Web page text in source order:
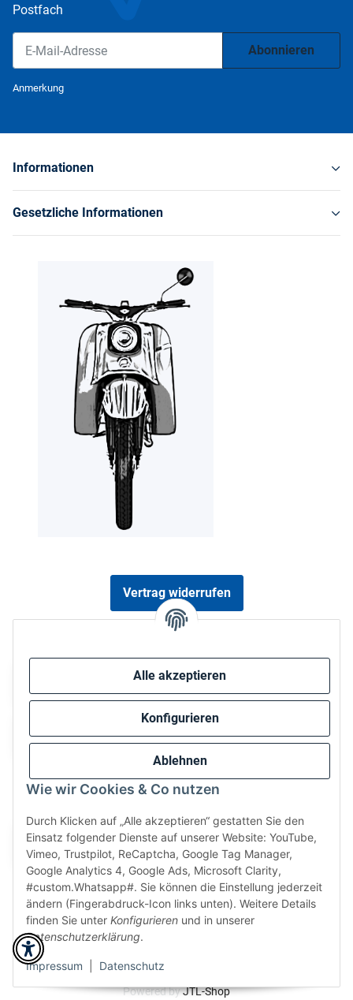
Alle akzeptieren
Konfigurieren
Ablehnen
Wie wir Cookies & Co nutzen
Durch Klicken auf „Alle akzeptieren“ gestatten Sie den
Einsatz folgender Dienste auf unserer Website: YouTube,
Vimeo, Trustpilot, ReCaptcha, Google Tag Manager,
Google Analytics 4, Google Ads, Microsoft Clarity,
#custom.Whatsapp#. Sie können die Einstellung jederzeit
ändern (Fingerabdruck-Icon links unten). Weitere Details
finden Sie unter Konfigurieren und in unserer
Datenschutzerklärung.
Impressum Datenschutz
Postfach
Abonnieren
Anmerkung
Informationen
Gesetzliche Informationen
Vertrag widerrufen
Wir versenden via:
* Alle Preise inkl. gesetzlicher USt., zzgl.
Powered byJTL-Shop